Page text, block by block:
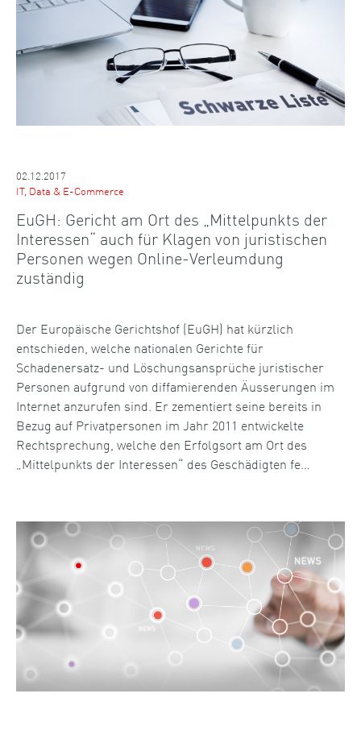
02.12.2017
IT, Data & E-Commerce
EuGH: Gericht am Ort des „Mittelpunkts der
Interessen“ auch für Klagen von juristischen
Personen wegen Online-Verleumdung
zuständig
Der Europäische Gerichtshof (EuGH) hat kürzlich
entschieden, welche nationalen Gerichte für
Schadenersatz- und Löschungsansprüche juristischer
Personen aufgrund von diffamierenden Äusserungen im
Internet anzurufen sind. Er zementiert seine bereits in
Bezug auf Privatpersonen im Jahr 2011 entwickelte
Rechtsprechung, welche den Erfolgsort am Ort des
„Mittelpunkts der Interessen“ des Geschädigten fe…